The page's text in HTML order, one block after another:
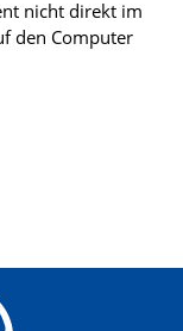
nicht direkt im
den Computer